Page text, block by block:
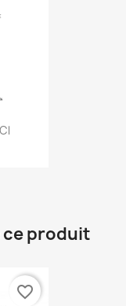
ce produit
favorite_border